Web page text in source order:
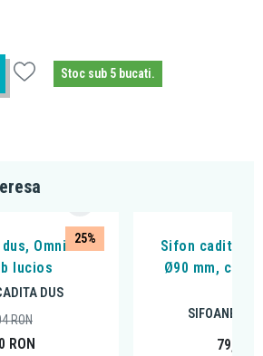
Stoc sub 5 bucati.
25%
Omnires
lucios
DUS
RON
RON
Sifon cadita
Ø90 mm, cu
SIFOANE
79,07